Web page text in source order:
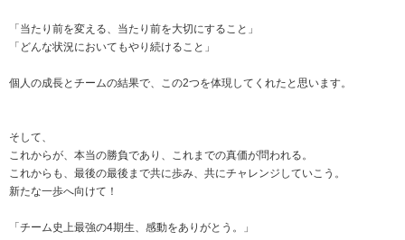
「当たり前を変える、当たり前を大切にすること」
「どんな状況においてもやり続けること」
個人の成長とチームの結果で、この2つを体現してくれたと思います。
そして、
これからが、本当の勝負であり、これまでの真価が問われる。
これからも、最後の最後まで共に歩み、共にチャレンジしていこう。
新たな一歩へ向けて！
「チーム史上最強の4期生、感動をありがとう。」